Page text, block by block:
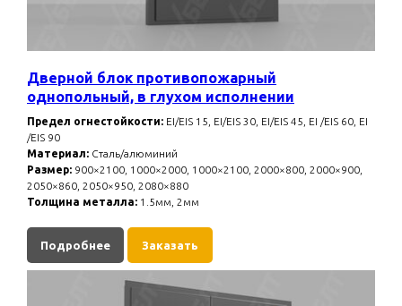
Дверной блок противопожарный
однопольный, в глухом исполнении
Предел огнестойкости: EI/EIS 15, EI/EIS 30, EI/EIS 45, EI /EIS 60, EI
/EIS 90
Материал: Сталь/алюминий
Размер: 900×2100, 1000×2000, 1000×2100, 2000×800, 2000×900,
2050×860, 2050×950, 2080×880
Толщина металла: 1.5мм, 2мм
Подробнее Заказать